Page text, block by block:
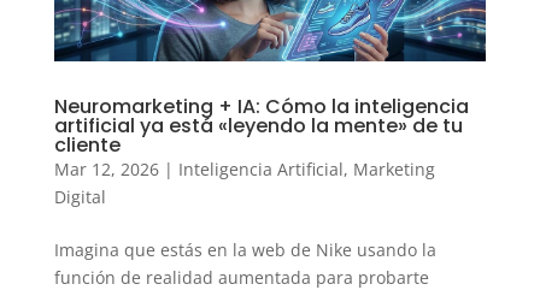
Neuromarketing + IA: Cómo la inteligencia
artificial ya está «leyendo la mente» de tu
cliente
Mar 12, 2026| Inteligencia Artificial, Marketing
Digital
Imagina que estás en la web de Nike usando la
función de realidad aumentada para probarte